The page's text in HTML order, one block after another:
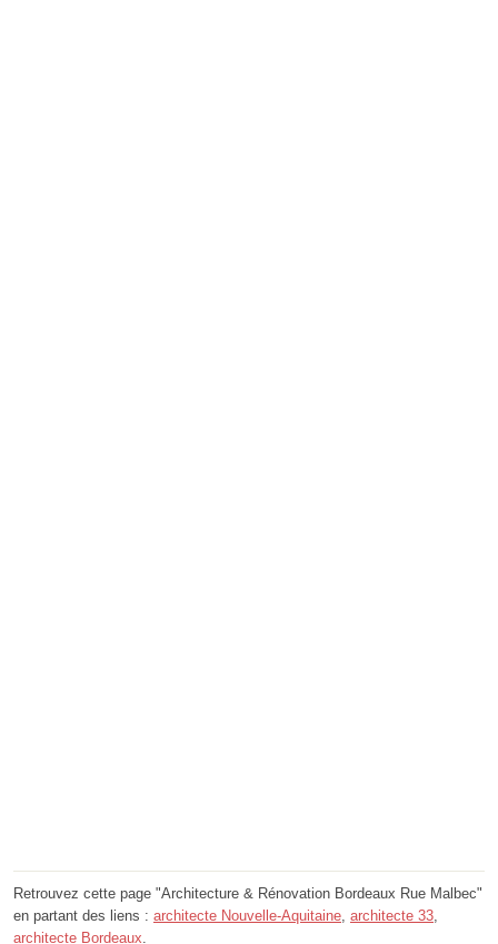
Retrouvez cette page "Architecture & Rénovation Bordeaux Rue Malbec"
en partant des liens : architecte Nouvelle-Aquitaine architecte 33
architecte Bordeaux